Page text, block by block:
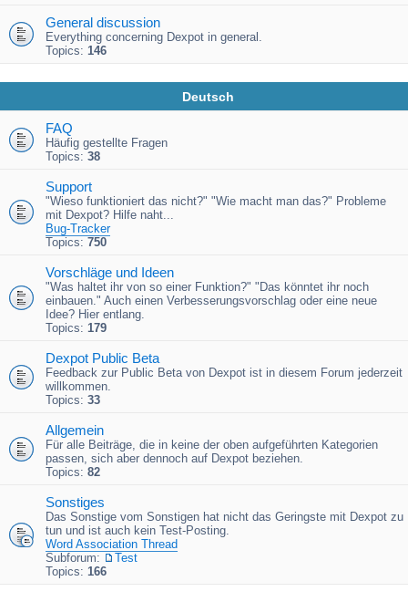
General discussion
Everything concerning Dexpot in general.
Topics: 146
Deutsch
FAQ
Häufig gestellte Fragen
Topics: 38
Support
"Wieso funktioniert das nicht?" "Wie macht man das?" Probleme
mit Dexpot? Hilfe naht...
Bug-Tracker
Topics: 750
Vorschläge und Ideen
"Was haltet ihr von so einer Funktion?" "Das könntet ihr noch
einbauen." Auch einen Verbesserungsvorschlag oder eine neue
Idee? Hier entlang.
Topics: 179
Dexpot Public Beta
Feedback zur Public Beta von Dexpot ist in diesem Forum jederzeit
willkommen.
Topics: 33
Allgemein
Für alle Beiträge, die in keine der oben aufgeführten Kategorien
passen, sich aber dennoch auf Dexpot beziehen.
Topics: 82
Sonstiges
Das Sonstige vom Sonstigen hat nicht das Geringste mit Dexpot zu
tun und ist auch kein Test-Posting.
Word Association Thread
Subforum:
Test
Topics: 166